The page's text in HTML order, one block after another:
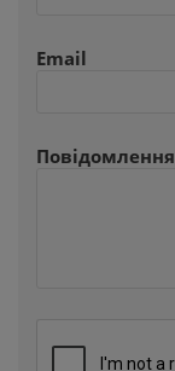
Email
Повідомлення